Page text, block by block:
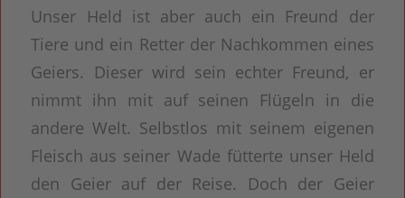
Unser Held ist aber auch ein Freund der
Tiere und ein Retter der Nachkommen eines
Geiers. Dieser wird sein echter Freund, er
nimmt ihn mit auf seinen Flügeln in die
andere Welt. Selbstlos mit seinem eigenen
Fleisch aus seiner Wade fütterte unser Held
den Geier auf der Reise. Doch der Geier